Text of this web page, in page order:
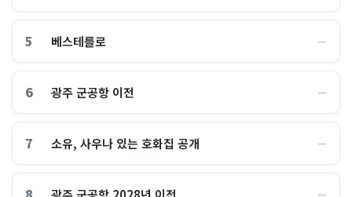
5 베스테를로 ―
6 광주 군공항 이전 ―
7 소유, 사우나 있는 호화집 공개 ―
―